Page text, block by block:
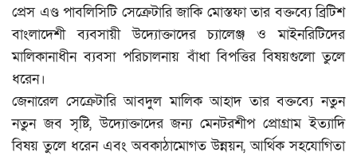
প্রেস এণ্ড পাবলিসিটি সেক্রেটারি জাকি মোস্তফা তার বক্তব্যে ব্রিটিশ
বাংলাদেশী ব্যবসায়ী উদ্যোক্তাদের চ্যালেঞ্জ ও মাইনরিটিদের
মালিকানাধীন ব্যবসা পরিচালনায় বাঁধা বিপত্তির বিষয়গুলো তুলে
ধরেন।
জেনারেল সেক্রেটারি আবদুল মালিক আহাদ তার বক্তব্যে নতুন
নতুন জব সৃষ্টি, উদ্যোক্তাদের জন্য মেনটরশীপ প্রোগ্রাম ইত্যাদি
বিষয় তুলে ধরেন এবং অবকাঠামোগত উন্নয়ন, আর্থিক সহযোগিতা